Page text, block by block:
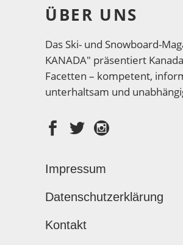
ÜBER UNS
Das Ski- und Snowboard-
KANADA" präsentiert
Facetten – kompetent,
unterhaltsam und
Impressum
Datenschutzerklärung
Kontakt